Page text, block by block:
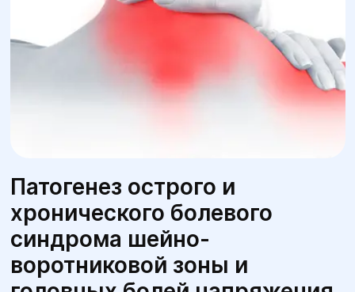
Патогенез острого и
хронического болевого
синдрома шейно-
воротниковой зоны и